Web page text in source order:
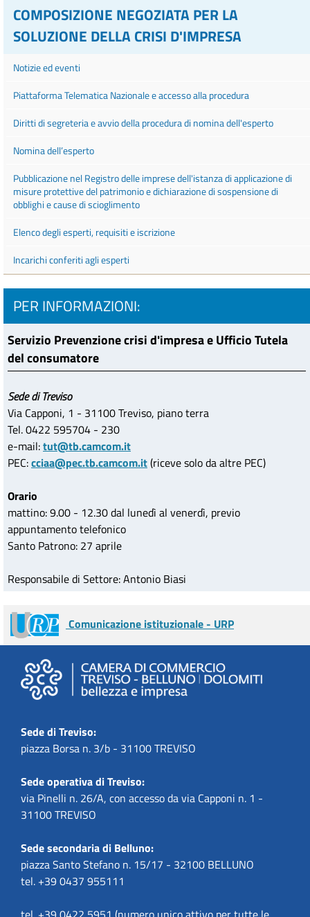
COMPOSIZIONE NEGOZIATA PER LA
SOLUZIONE DELLA CRISI D'IMPRESA
Notizie ed eventi
Piattaforma Telematica Nazionale e accesso alla procedura
Diritti di segreteria e avvio della procedura di nomina dell'esperto
Nomina dell’esperto
Pubblicazione nel Registro delle imprese dell'istanza di applicazione di
misure protettive del patrimonio e dichiarazione di sospensione di
obblighi e cause di scioglimento
Elenco degli esperti, requisiti e iscrizione
Incarichi conferiti agli esperti
PER INFORMAZIONI:
Servizio Prevenzione crisi d'impresa e Ufficio Tutela
del consumatore
Sede di Treviso
Via Capponi, 1 - 31100 Treviso, piano terra
Tel. 0422 595704 - 230
e-mail:tut@tb.camcom.it
PEC:cciaa@pec.tb.camcom.it(riceve solo da altre PEC)
Orario
mattino: 9.00 - 12.30 dal lunedì al venerdì, previo
appuntamento telefonico
Santo Patrono: 27 aprile
Responsabile di Settore: Antonio Biasi
Comunicazione istituzionale - URP
Sede di Treviso:
piazza Borsa n. 3/b - 31100 TREVISO
Sede operativa di Treviso:
via Pinelli n. 26/A, con accesso da via Capponi n. 1 -
31100 TREVISO
Sede secondaria di Belluno:
piazza Santo Stefano n. 15/17 - 32100 BELLUNO
tel. +39 0437 955111